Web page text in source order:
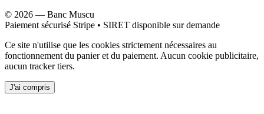
© 2026 — Banc Muscu
Paiement sécurisé Stripe • SIRET disponible sur demande
Ce site n'utilise que les cookies strictement nécessaires au
fonctionnement du panier et du paiement. Aucun cookie publicitaire,
aucun tracker tiers.
J'ai compris